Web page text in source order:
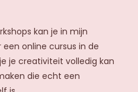
kan je in mijn
online cursus in de
je creativiteit volledig kan
die echt een